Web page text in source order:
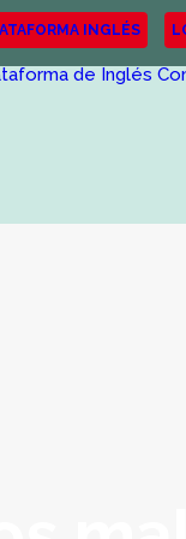
INGLÉS
de Inglés